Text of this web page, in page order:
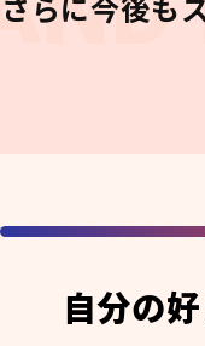
さらに今後も
自分の